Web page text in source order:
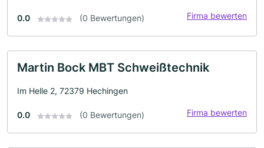
0.0 (0 Bewertungen) Firma bewerten
Martin Bock MBT Schweißtechnik
Im Helle 2, 72379 Hechingen
0.0 (0 Bewertungen) Firma bewerten